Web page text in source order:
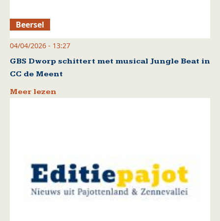
Beersel
04/04/2026 - 13:27
GBS Dworp schittert met musical Jungle Beat in
CC de Meent
Meer lezen